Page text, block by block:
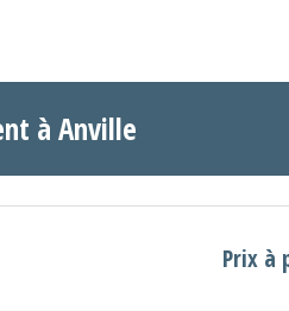
à Anville
Prix à